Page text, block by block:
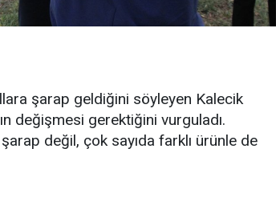
şarap geldiğini söyleyen Kalecik
değişmesi gerektiğini vurguladı.
değil, çok sayıda farklı ürünle de